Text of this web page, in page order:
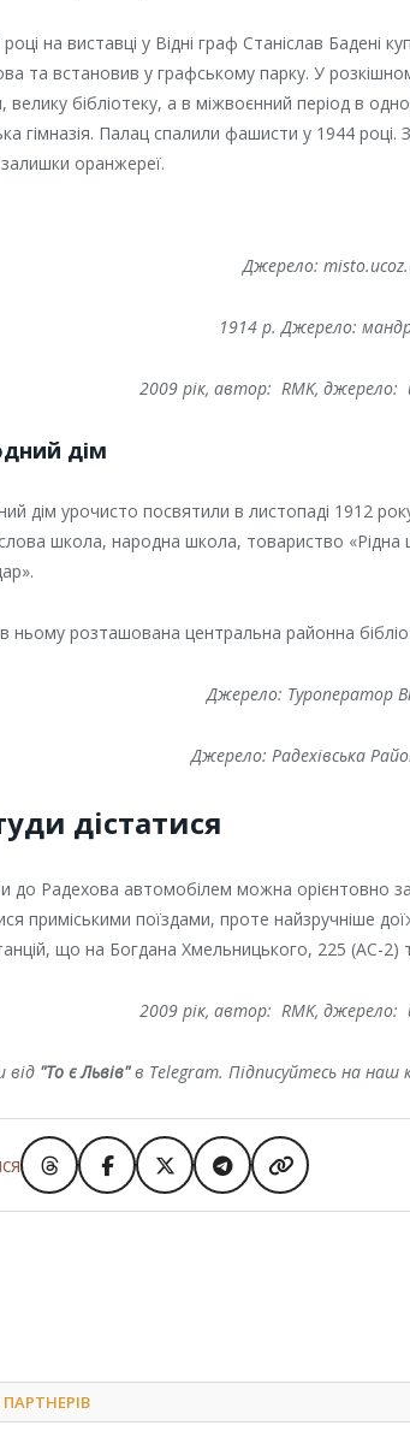
на виставці у Відні граф Станіслав Бадені
та встановив у графському парку. У
велику бібліотеку, а в міжвоєнний період в
гімназія. Палац спалили фашисти у 1944 році.
залишки оранжереї.
Джерело:
1914 р. Джерело:
2009 рік, автор: RMK, джерело:
дім
дім урочисто посвятили в листопаді 1912
школа, народна школа, товариство «Рідна
ньому розташована центральна районна
Джерело: Туроператор
Джерело: Радехівська
дістатися
до Радехова автомобілем можна орієнтовно
приміськими поїздами, проте найзручніше
що на Богдана Хмельницького, 225 (АС-2)
2009 рік, автор: RMK, джерело:
від "То є Львів"в Telegram. Підписуйтесь на наш